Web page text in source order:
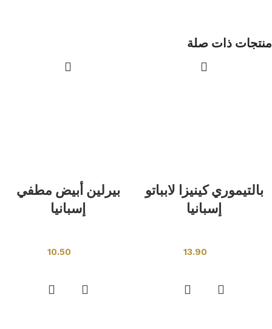
منتجات ذات صلة
بالتيموري كينيزا لابباتو
إسبانيا
13.90
بيرلين أبيض مطفي
إسبانيا
10.50